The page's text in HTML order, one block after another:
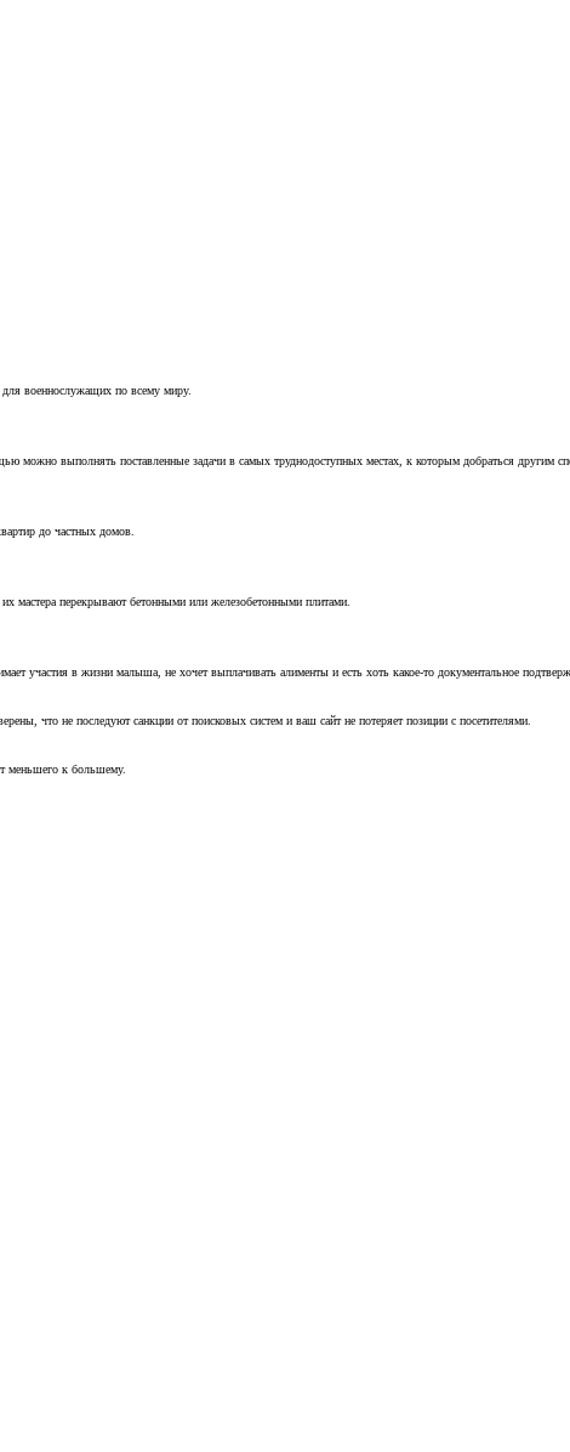
военнослужащих по всему миру.
можно выполнять поставленные задачи в самых труднодоступных местах, к которым добраться другим
до частных домов.
мастера перекрывают бетонными или железобетонными плитами.
участия в жизни малыша, не хочет выплачивать алименты и есть хоть какое-то документальное
что не последуют санкции от поисковых систем и ваш сайт не потеряет позиции с посетителями.
меньшего к большему.